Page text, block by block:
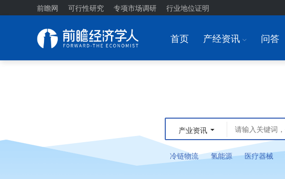
前瞻网 可行性研究 专项市场调研 行业地位证明
首页 产经资讯 I 问答
产业资讯
冷链物流 氢能源 医疗器械